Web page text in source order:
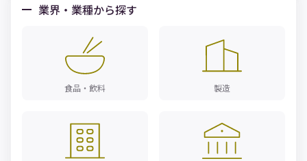
業界・業種から探す
食品・飲料 製造